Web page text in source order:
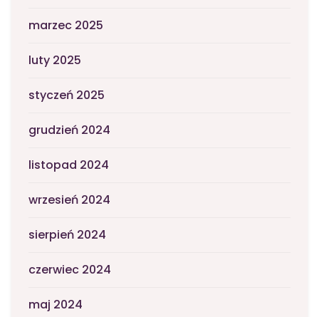
marzec 2025
luty 2025
styczeń 2025
grudzień 2024
listopad 2024
wrzesień 2024
sierpień 2024
czerwiec 2024
maj 2024